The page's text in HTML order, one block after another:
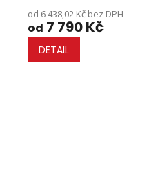
od 6 438,02 Kč bez DPH
od 7 790 Kč
DETAIL